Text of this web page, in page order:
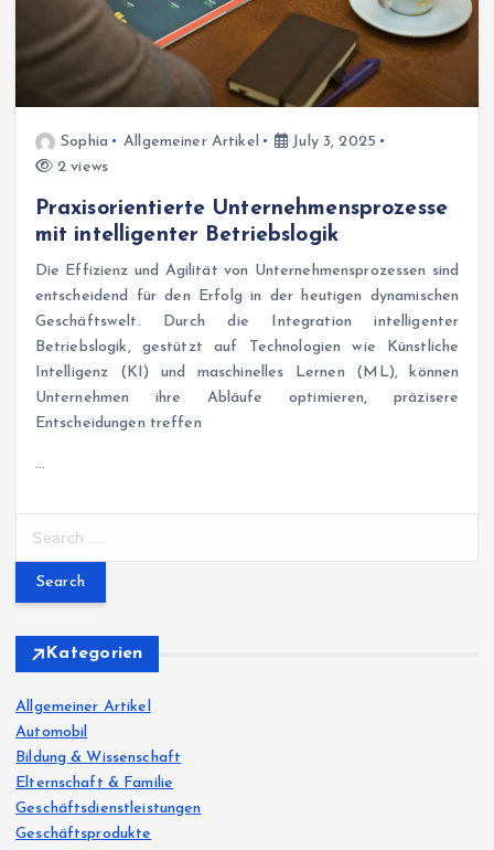
Sophia Allgemeiner Artikel
July 3, 2025
2 views
Praxisorientierte Unternehmensprozesse
mit intelligenter Betriebslogik
Die Effizienz und Agilität von Unternehmensprozessen sind
entscheidend für den Erfolg in der heutigen dynamischen
Geschäftswelt. Durch die Integration intelligenter
Betriebslogik, gestützt auf Technologien wie Künstliche
Intelligenz (KI) und maschinelles Lernen (ML), können
Unternehmen ihre Abläufe optimieren, präzisere
Entscheidungen treffen
…
r
f
o
r
:
Kategorien
Allgemeiner Artikel
Automobil
Bildung & Wissenschaft
Elternschaft & Familie
Geschäftsdienstleistungen
Geschäftsprodukte